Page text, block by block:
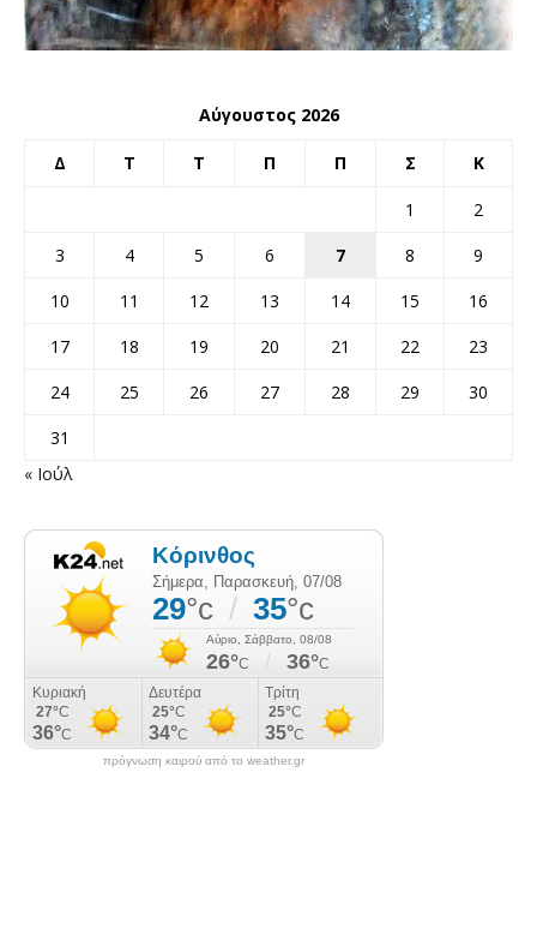
Αύγουστος 2026
Δ Τ Τ Π Π Σ Κ
1
2
3
4 5 6 7 8
9
10
11 12 13 14 15
16
17
18 19 20 21 22
23
24
25 26 27 28 29
30
31
« Ιούλ
πρόγνωση καιρού από το weather.gr